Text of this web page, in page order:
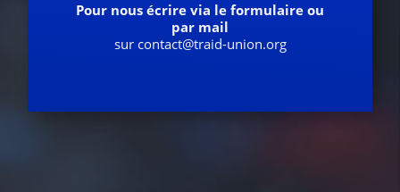
Pour nous écrire via le formulaire ou
par mail
sur contact@traid-union.org